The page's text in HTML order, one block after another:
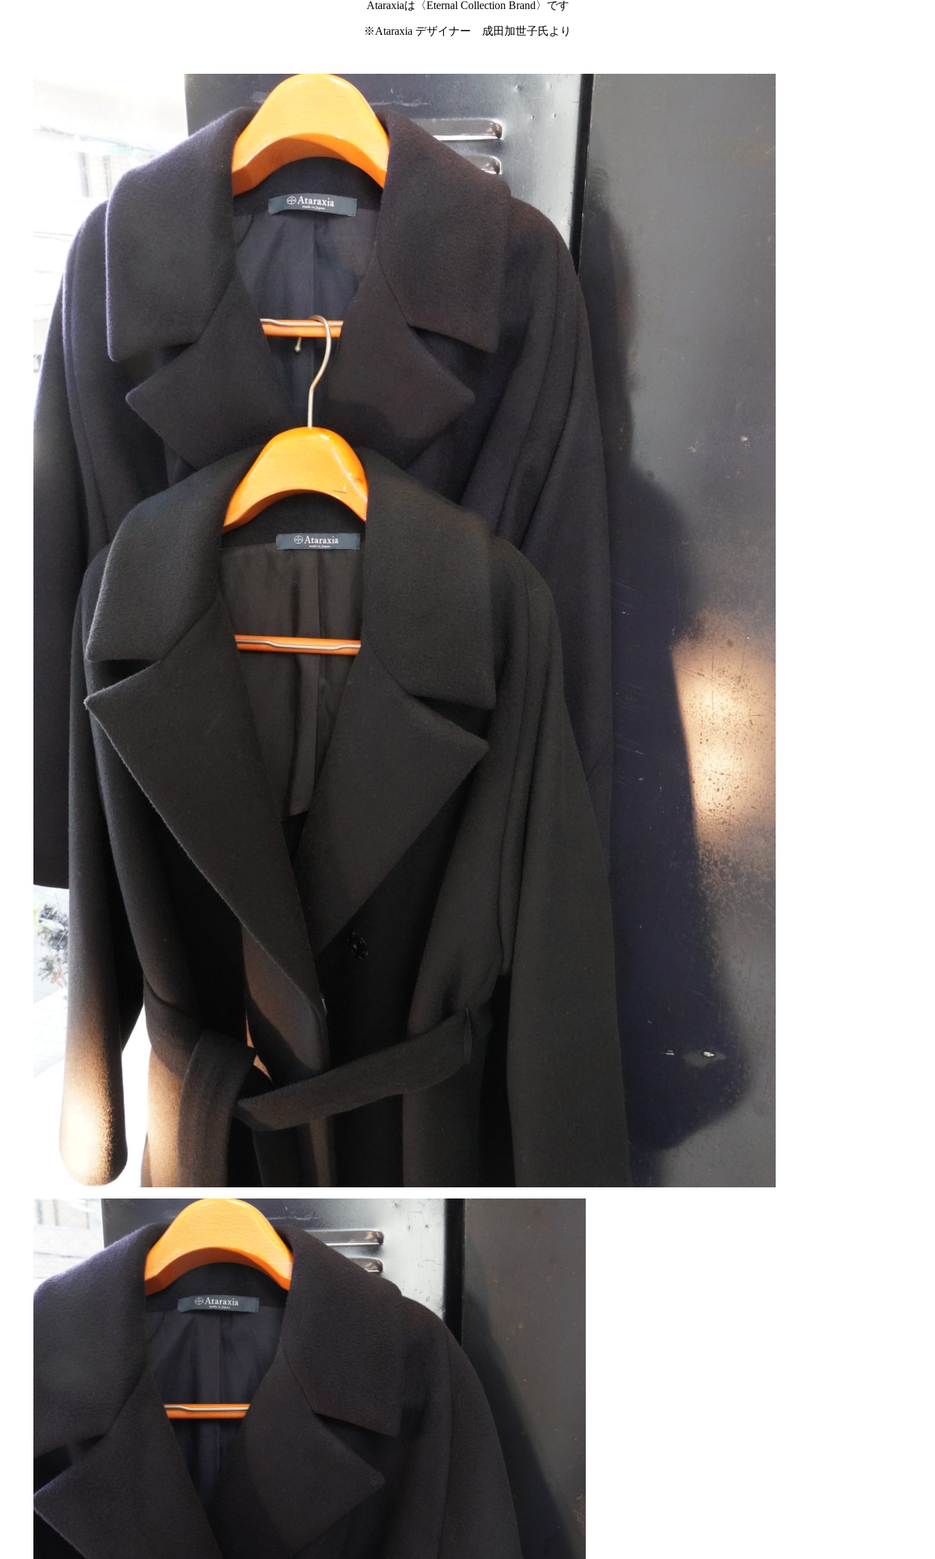
Ataraxiaは〈Eternal Collection Brand〉です
※Ataraxia デザイナー 成田加世子氏より